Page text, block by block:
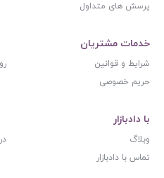
پرسش های متداول
خدمات مشتریان
شرایط و قوانین
حریم خصوصی
با دادبازار
وبلاگ
تماس با دادبازار